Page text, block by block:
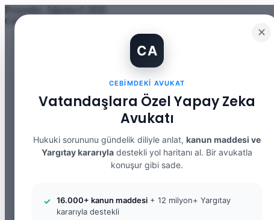
✕
CA
CEBIMDEKI AVUKAT
Vatandaşlara Özel Yapay Zeka
Avukatı
Hukuki sorununu gündelik diliyle anlat, kanun maddesi ve
Yargıtay kararıyla destekli yol haritanı al. Bir avukatla
konuşur gibi sade.
16.000+ kanun maddesi + 12 milyon+ Yargıtay
kararıyla destekli
Perşembe, Ağustos 6 2026
Güncel Makale
İBAN Kiralama Cezasında Yeni Dönem: TCK 158’e Eklenen
12. Yargı Paketi Kabul Edildi: Avukat Gözüyle Tüm
Banka Hesabımı Dolandırıcılara Kullandırdım, Başıma Ne
Yargıtay Kararı İncelemesi ve Tanık Beyanları: 9. Hukuk
Kusur Belirlemesinin Maddi ve Manevi Tazminata Etkisi ve
Kusur Belirlemesinin Maddi ve Manevi Tazminata Etkisi ve
Kira Sözleşmesinin Feshi ve Bilirkişi İncelemesi: 9. Hukuk
Yargıtay Kararı İncelemesi: 2. Ceza Dairesi 2026/4266 K.
Facebook
WhatsApp
Kayıt Ol